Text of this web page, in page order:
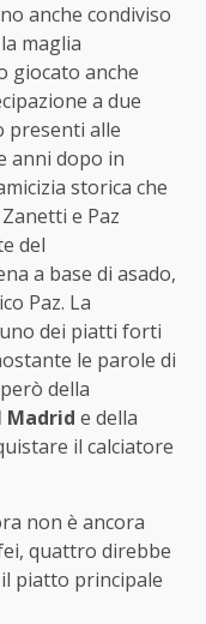
anche condiviso
maglia
giocato anche
a due
presenti alle
anni dopo in
storica che
e Paz
del
a base di asado,
Paz. La
dei piatti forti
le parole di
della
Madrid e della
il calciatore
non è ancora
quattro direbbe
piatto principale